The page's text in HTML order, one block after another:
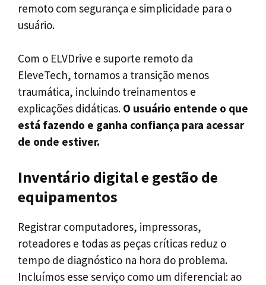
remoto com segurança e simplicidade para o
usuário.
Com o ELVDrive e suporte remoto da
EleveTech, tornamos a transição menos
traumática, incluindo treinamentos e
explicações didáticas. O usuário entende o que
está fazendo e ganha confiança para acessar
de onde estiver.
Inventário digital e gestão de
equipamentos
Registrar computadores, impressoras,
roteadores e todas as peças críticas reduz o
tempo de diagnóstico na hora do problema.
Incluímos esse serviço como um diferencial: ao